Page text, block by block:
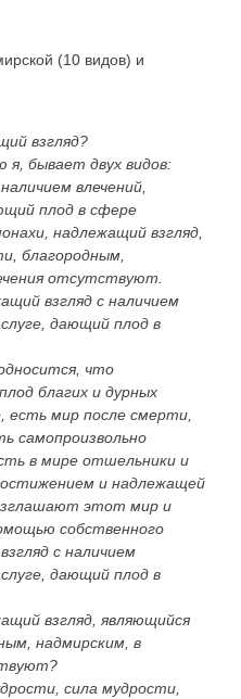
(10 видов) и
взгляд?
я, бывает двух видов:
влечений,
плод в сфере
надлежащий взгляд,
благородным,
отсутствуют.
взгляд с наличием
дающий плод в
что
благих и дурных
мир после смерти,
самопроизвольно
в мире отшельники и
и надлежащей
этот мир и
собственного
с наличием
дающий плод в
взгляд, являющийся
надмирским, в
сила мудрости,